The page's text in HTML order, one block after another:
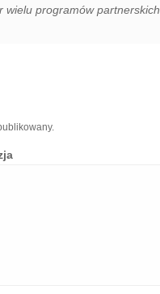
wielu programów partnerskich.